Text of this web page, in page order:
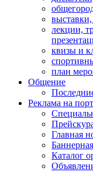
лекции,
квизы и
план
Общение
Реклама на
Главная
Каталог